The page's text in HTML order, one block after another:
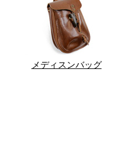
メディスンバッグ